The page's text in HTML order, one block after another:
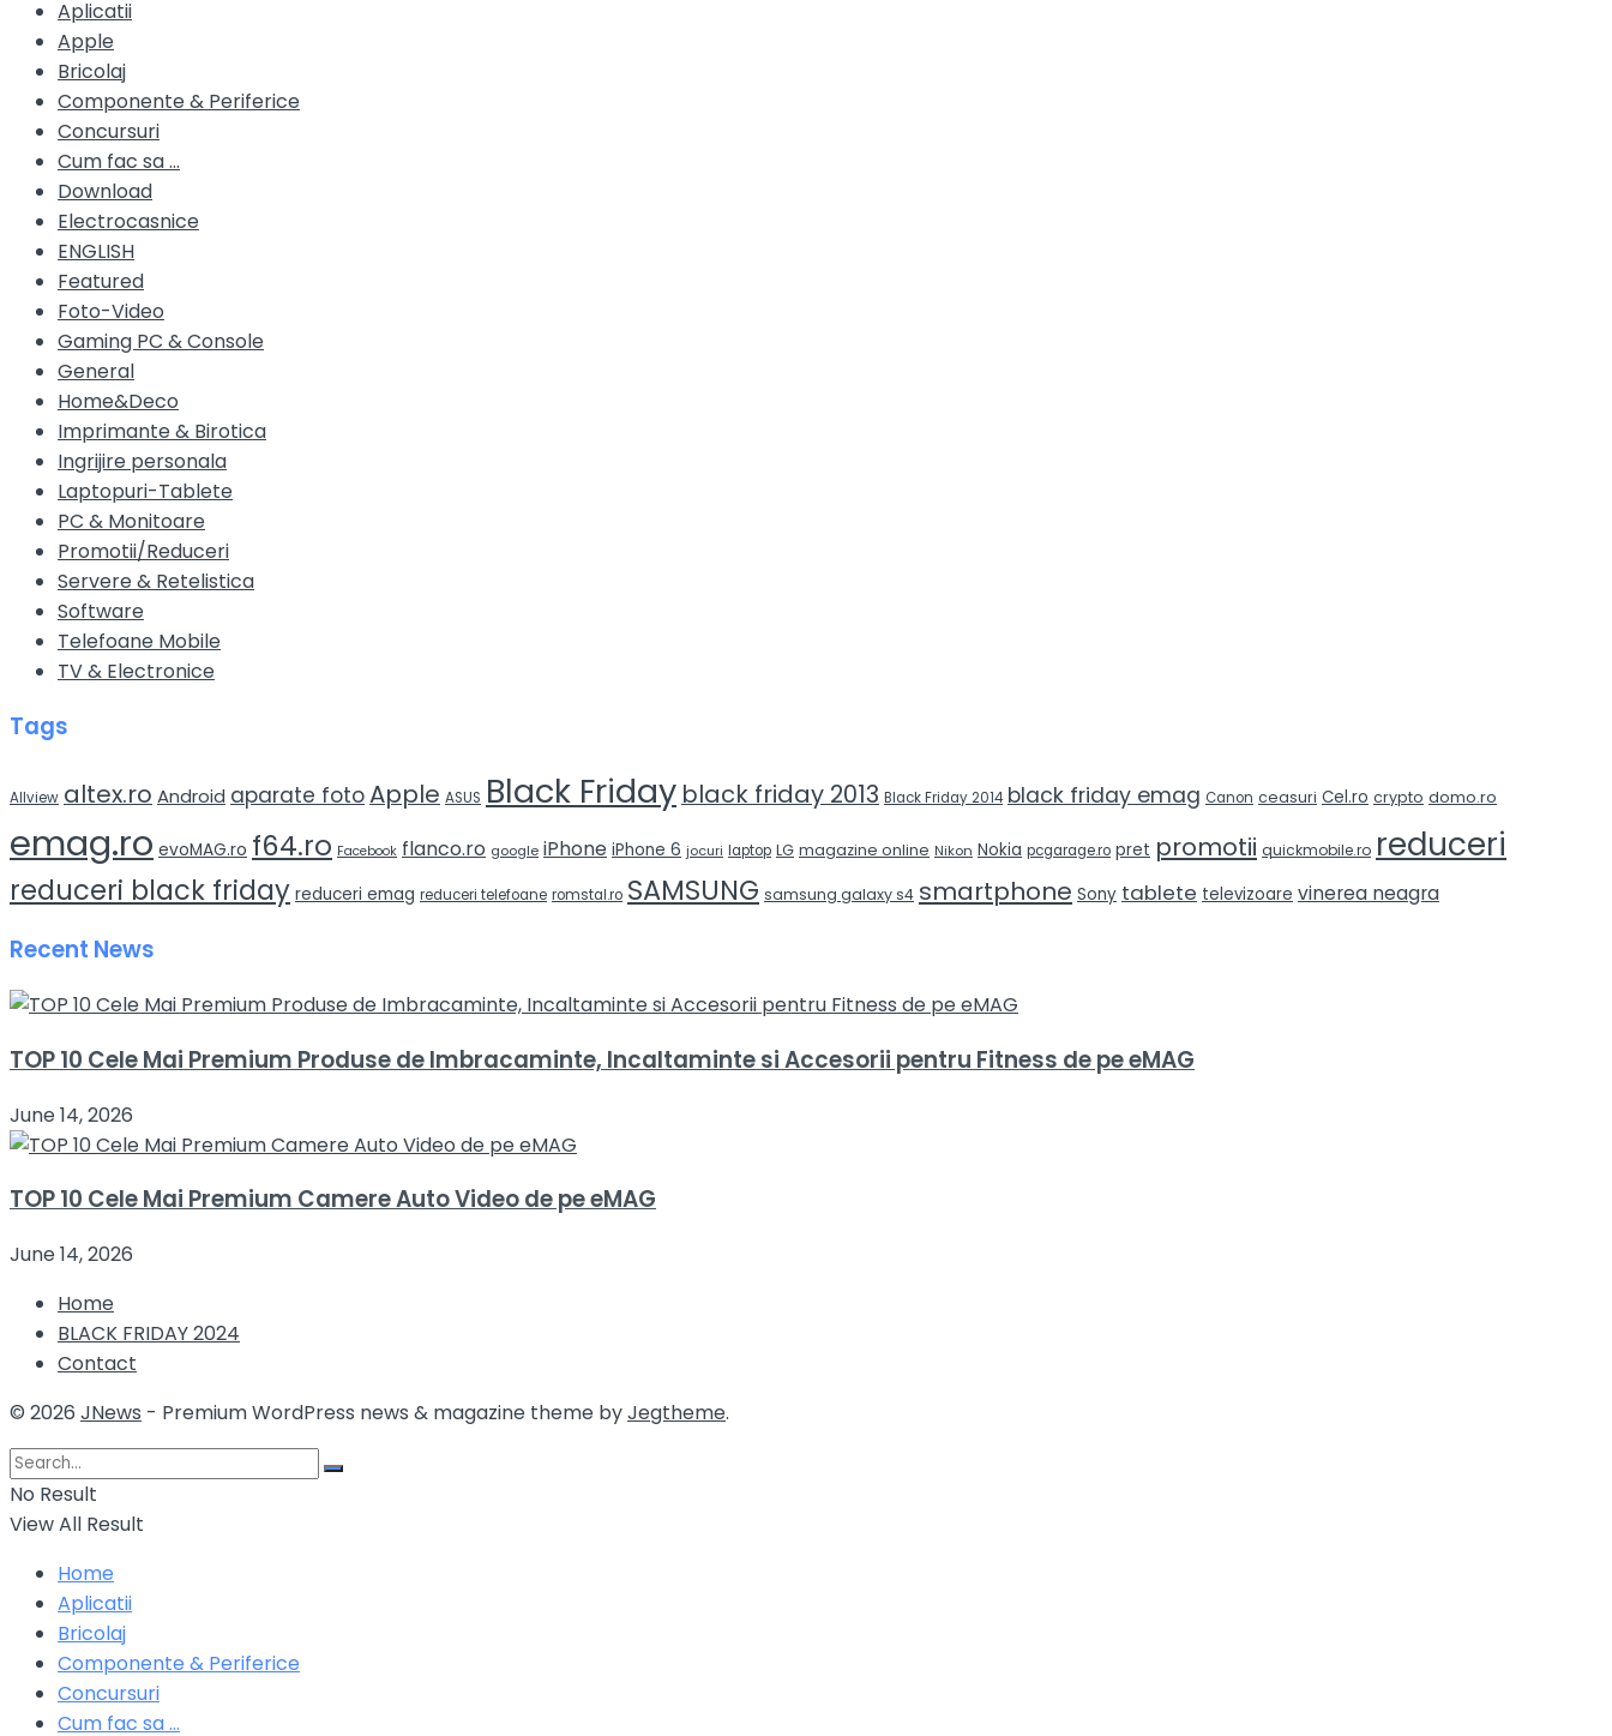
Aplicatii
Apple
Bricolaj
Componente & Periferice
Concursuri
Cum fac sa …
Download
Electrocasnice
ENGLISH
Featured
Foto-Video
Gaming PC & Console
General
Home&Deco
Imprimante & Birotica
Ingrijire personala
Laptopuri-Tablete
PC & Monitoare
Promotii/Reduceri
Servere & Retelistica
Software
Telefoane Mobile
TV & Electronice
Tags
Allview altex.ro Android aparate fotoApple ASUS Black Friday black friday 2013 Black Friday 2014 black friday emag Canon ceasuri Cel.ro crypto domo.ro
emag.ro evoMAG.ro f64.ro Facebook flanco.ro google iPhone iPhone 6 jocuri laptop LG magazine online Nikon Nokia pcgarage.ro pret promotii quickmobile.ro reduceri
reduceri black friday reduceri emag reduceri telefoane romstal.ro SAMSUNG samsung galaxy s4 smartphone Sony tablete televizoare vinerea neagra
Recent News
TOP 10 Cele Mai Premium Produse de Imbracaminte, Incaltaminte si Accesorii pentru Fitness de pe eMAG
June 14, 2026
TOP 10 Cele Mai Premium Camere Auto Video de pe eMAG
June 14, 2026
Home
BLACK FRIDAY 2024
Contact
© 2026 JNews - Premium WordPress news & magazine theme byJegtheme.
No Result
View All Result
Home
Aplicatii
Bricolaj
Componente & Periferice
Concursuri
Cum fac sa …